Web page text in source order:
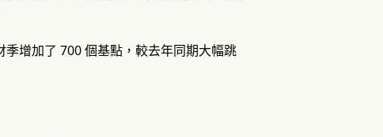
增加了 700 個基點，較去年同期大幅跳